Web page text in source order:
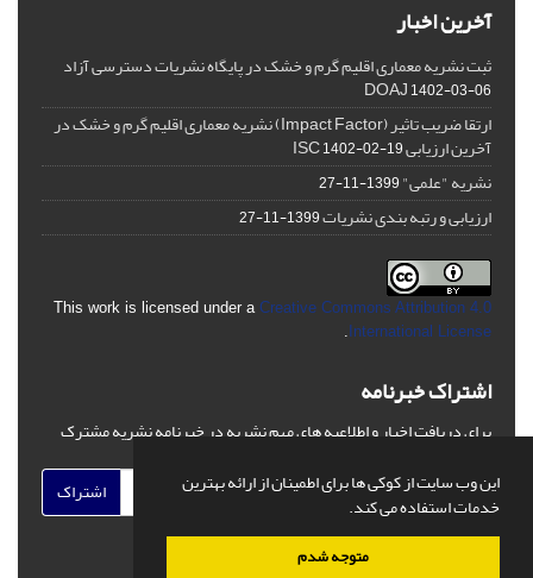
این وب سایت از کوکی ها برای اطمینان از ارائه بهترین
خدمات استفاده می کند.
متوجه شدم
آخرین اخبار
ثبت نشریه معماری اقلیم گرم و خشک در پایگاه نشریات دسترسی آزاد
DOAJ1402-03-06
ارتقا ضریب تاثیر (Impact Factor) نشریه معماری اقلیم گرم و خشک در
آخرین ارزیابی ISC1402-02-19
نشریه "علمی"1399-11-27
ارزیابی و رتبه بندی نشریات1399-11-27
This work is licensed under a Creative Commons Attribution 4.0
International License
.
اشتراک خبرنامه
برای دریافت اخبار و اطلاعیه های مهم نشریه در خبرنامه نشریه مشترک
اشتراک